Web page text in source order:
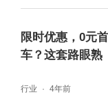
透露出低调的
换挡,钻石切
的人体工学设
驶体验;2.0T
动控组合助你
限时优惠，0元
车？这套路眼熟
行业 4年前